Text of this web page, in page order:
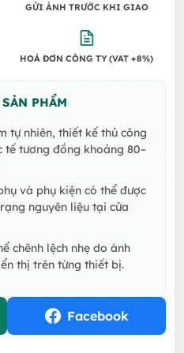
GỬI ẢNH TRƯỚC KHI GIAO
HOÁ ĐƠN CÔNG TY (VAT +8%)
PHẨM
tự nhiên, thiết kế thủ công
tế tương đồng khoảng 80–
và phụ kiện có thể được
nguyên liệu tại cửa
chênh lệch nhẹ do ánh
thị trên từng thiết bị.
Facebook